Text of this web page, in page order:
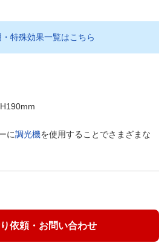
特殊効果一覧はこちら
に調光機を使用することでさまざまな